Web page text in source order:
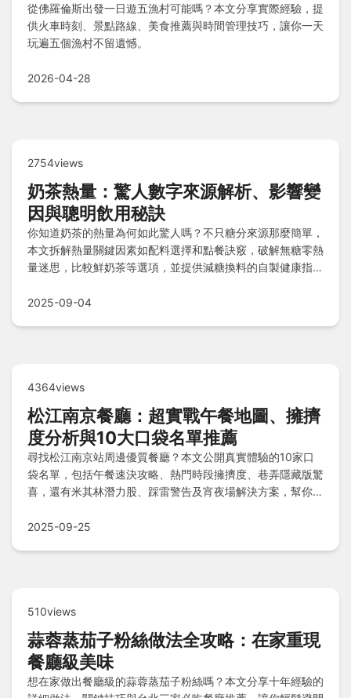
從佛羅倫斯出發一日遊五漁村可能嗎？本文分享實際經驗，提
供火車時刻、景點路線、美食推薦與時間管理技巧，讓你一天
玩遍五個漁村不留遺憾。
2026-04-28
2754views
奶茶熱量：驚人數字來源解析、影響變
因與聰明飲用秘訣
你知道奶茶的熱量為何如此驚人嗎？不只糖分來源那麼簡單，
本文拆解熱量關鍵因素如配料選擇和點餐訣竅，破解無糖零熱
量迷思，比較鮮奶茶等選項，並提供減糖換料的自製健康指
2025-09-04
4364views
松江南京餐廳：超實戰午餐地圖、擁擠
度分析與10大口袋名單推薦
尋找松江南京站周邊優質餐廳？本文公開真實體驗的10家口
袋名單，包括午餐速決攻略、熱門時段擁擠度、巷弄隱藏版驚
喜，還有米其林潛力股、踩雷警告及宵夜場解決方案，幫你輕
2025-09-25
510views
蒜蓉蒸茄子粉絲做法全攻略：在家重現
餐廳級美味
想在家做出餐廳級的蒜蓉蒸茄子粉絲嗎？本文分享十年經驗的